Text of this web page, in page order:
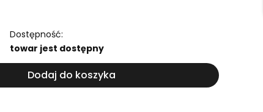
Dostępność:
towar jest dostępny
Dodaj do koszyka